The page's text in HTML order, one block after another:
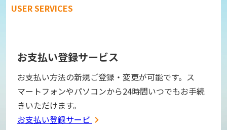
USER SERVICES
お支払い登録サービス
お支払い方法の新規ご登録・変更が可能です。ス
マートフォンやパソコンから24時間いつでもお手続
きいただけます。
お支払い登録サービス